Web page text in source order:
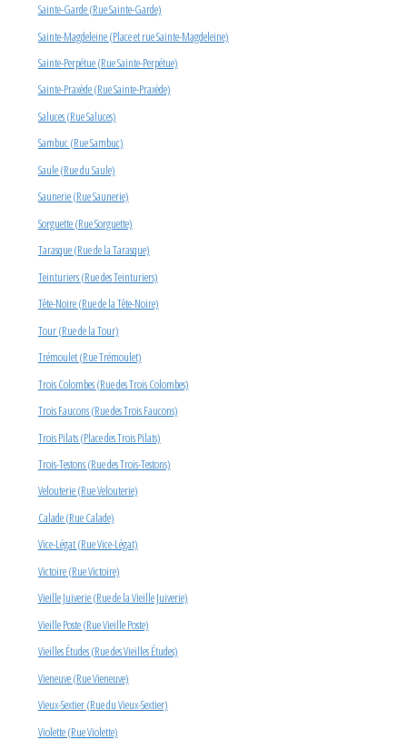
Sainte-Garde (Rue Sainte-Garde)
Sainte-Magdeleine (Place et rue Sainte-Magdeleine)
Sainte-Perpétue (Rue Sainte-Perpétue)
Sainte-Praxède (Rue Sainte-Praxède)
Saluces (Rue Saluces)
Sambuc (Rue Sambuc)
Saule (Rue du Saule)
Saunerie (Rue Saunerie)
Sorguette (Rue Sorguette)
Tarasque (Rue de la Tarasque)
Teinturiers (Rue des Teinturiers)
Tête-Noire (Rue de la Tête-Noire)
Tour (Rue de la Tour)
Trémoulet (Rue Trémoulet)
Trois Colombes (Rue des Trois Colombes)
Trois Faucons (Rue des Trois Faucons)
Trois Pilats (Place des Trois Pilats)
Trois-Testons (Rue des Trois-Testons)
Velouterie (Rue Velouterie)
Calade (Rue Calade)
Vice-Légat (Rue Vice-Légat)
Victoire (Rue Victoire)
Vieille Juiverie (Rue de la Vieille Juiverie)
Vieille Poste (Rue Vieille Poste)
Vieilles Études (Rue des Vieilles Études)
Vieneuve (Rue Vieneuve)
Vieux-Sextier (Rue du Vieux-Sextier)
Violette (Rue Violette)